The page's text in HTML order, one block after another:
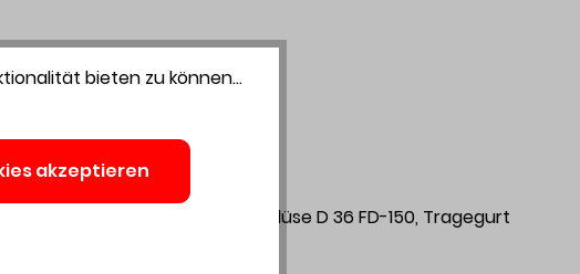
Polsterdüse D 36 PD, Fugendüse D 36 FD-150, Tragegurt
bieten zu können...
akzeptieren